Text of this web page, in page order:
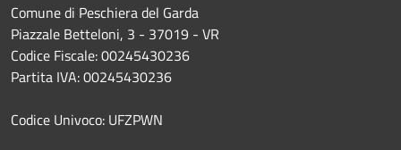
Comune di Peschiera del Garda
Piazzale Betteloni, 3 - 37019 - VR
Codice Fiscale: 00245430236
Partita IVA: 00245430236
Codice Univoco: UFZPWN